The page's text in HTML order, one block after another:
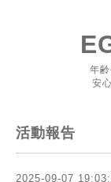
年
安
活動報告
2025-09-07